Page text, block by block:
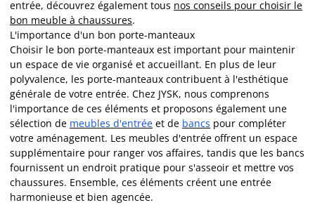
entrée, découvrez également tous nos conseils pour choisir le
bon meuble à chaussures.
L'importance d'un bon porte-manteaux
Choisir le bon porte-manteaux est important pour maintenir
un espace de vie organisé et accueillant. En plus de leur
polyvalence, les porte-manteaux contribuent à l'esthétique
générale de votre entrée. Chez JYSK, nous comprenons
l'importance de ces éléments et proposons également une
sélection de meubles d'entrée et de bancs pour compléter
votre aménagement. Les meubles d'entrée offrent un espace
supplémentaire pour ranger vos affaires, tandis que les bancs
fournissent un endroit pratique pour s'asseoir et mettre vos
chaussures. Ensemble, ces éléments créent une entrée
harmonieuse et bien agencée.